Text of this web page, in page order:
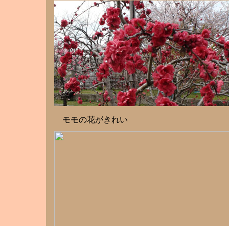
モモの花がきれい